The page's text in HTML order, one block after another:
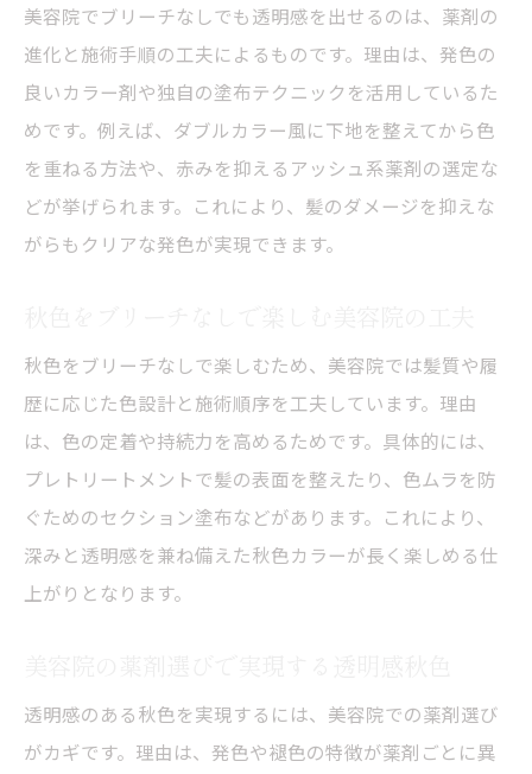
美容院でブリーチなしでも透明感を出せるのは、薬剤の
進化と施術手順の工夫によるものです。理由は、発色の
良いカラー剤や独自の塗布テクニックを活用しているた
めです。例えば、ダブルカラー風に下地を整えてから色
を重ねる方法や、赤みを抑えるアッシュ系薬剤の選定な
どが挙げられます。これにより、髪のダメージを抑えな
がらもクリアな発色が実現できます。
秋色をブリーチなしで楽しむため、美容院では髪質や履
歴に応じた色設計と施術順序を工夫しています。理由
は、色の定着や持続力を高めるためです。具体的には、
プレトリートメントで髪の表面を整えたり、色ムラを防
ぐためのセクション塗布などがあります。これにより、
深みと透明感を兼ね備えた秋色カラーが長く楽しめる仕
上がりとなります。
透明感のある秋色を実現するには、美容院での薬剤選び
がカギです。理由は、発色や褪色の特徴が薬剤ごとに異